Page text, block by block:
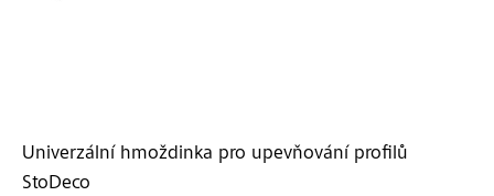
Univerzální hmoždinka pro upevňování profilů
StoDeco